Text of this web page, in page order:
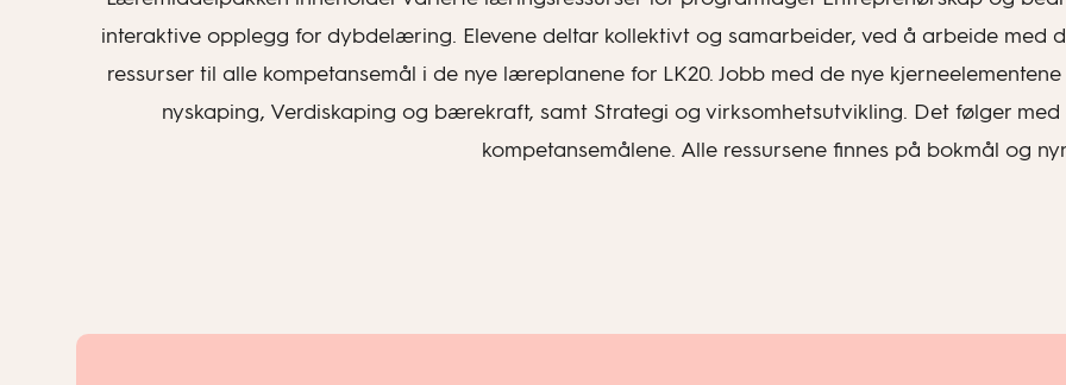
interaktive opplegg for dybdelæring. Elevene deltar kollektivt og samarbeider, ved å arbeide med
ressurser til alle kompetansemål i de nye læreplanene for LK20. Jobb med de nye
nyskaping, Verdiskaping og bærekraft, samt Strategi og virksomhetsutvikling. Det følger
kompetansemålene. Alle ressursene finnes på bokmål og